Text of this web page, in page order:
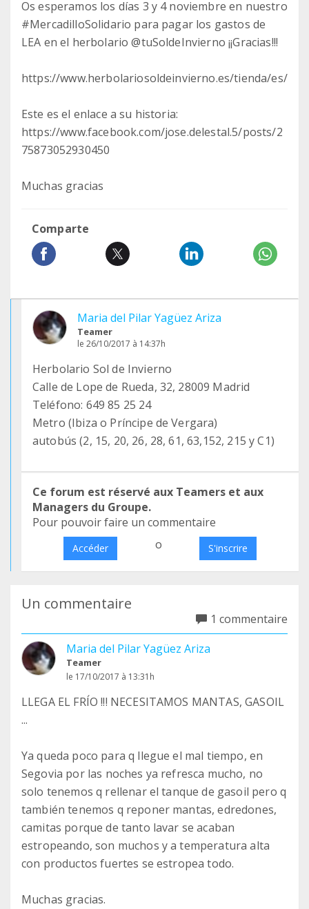
Os esperamos los días 3 y 4 noviembre en nuestro
#MercadilloSolidario para pagar los gastos de
LEA en el herbolario @tuSoldeInvierno ¡¡Gracias!!!
https://www.herbolariosoldeinvierno.es/tienda/es/
Este es el enlace a su historia:
https://www.facebook.com/jose.delestal.5/posts/2
75873052930450
Muchas gracias
Comparte
Maria del Pilar Yagüez Ariza
Teamer
le 26/10/2017 à 14:37h
Herbolario Sol de Invierno
Calle de Lope de Rueda, 32, 28009 Madrid
Teléfono: 649 85 25 24
Metro (Ibiza o Príncipe de Vergara)
autobús (2, 15, 20, 26, 28, 61, 63,152, 215 y C1)
Ce forum est réservé aux Teamers et aux
Managers du Groupe.
Pour pouvoir faire un commentaire
Accéder o S'inscrire
Un commentaire
1 commentaire
Maria del Pilar Yagüez Ariza
Teamer
le 17/10/2017 à 13:31h
LLEGA EL FRÍO !!! NECESITAMOS MANTAS, GASOIL
...
Ya queda poco para q llegue el mal tiempo, en
Segovia por las noches ya refresca mucho, no
solo tenemos q rellenar el tanque de gasoil pero q
también tenemos q reponer mantas, edredones,
camitas porque de tanto lavar se acaban
estropeando, son muchos y a temperatura alta
con productos fuertes se estropea todo.
Muchas gracias.